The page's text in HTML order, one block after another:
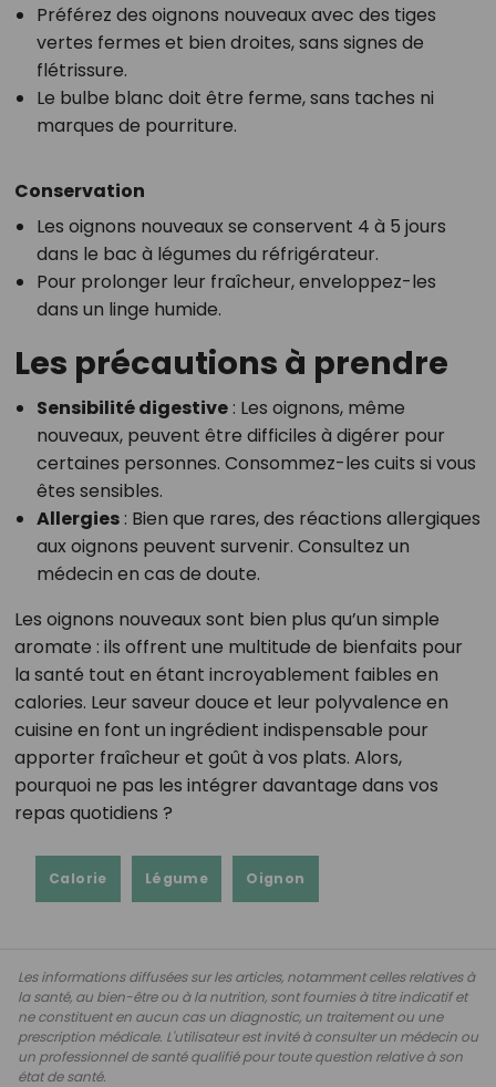
Préférez des oignons nouveaux avec des tiges
vertes fermes et bien droites, sans signes de
flétrissure.
Le bulbe blanc doit être ferme, sans taches ni
marques de pourriture.
Conservation
Les oignons nouveaux se conservent 4 à 5 jours
dans le bac à légumes du réfrigérateur.
Pour prolonger leur fraîcheur, enveloppez-les
dans un linge humide.
Les précautions à prendre
Sensibilité digestive: Les oignons, même
nouveaux, peuvent être difficiles à digérer pour
certaines personnes. Consommez-les cuits si vous
êtes sensibles.
Allergies: Bien que rares, des réactions allergiques
aux oignons peuvent survenir. Consultez un
médecin en cas de doute.
Les oignons nouveaux sont bien plus qu’un simple
aromate : ils offrent une multitude de bienfaits pour
la santé tout en étant incroyablement faibles en
calories. Leur saveur douce et leur polyvalence en
cuisine en font un ingrédient indispensable pour
apporter fraîcheur et goût à vos plats. Alors,
pourquoi ne pas les intégrer davantage dans vos
repas quotidiens ?
Calorie Légume Oignon
Les informations diffusées sur les articles, notamment celles relatives à
la santé, au bien-être ou à la nutrition, sont fournies à titre indicatif et
ne constituent en aucun cas un diagnostic, un traitement ou une
prescription médicale. L'utilisateur est invité à consulter un médecin ou
un professionnel de santé qualifié pour toute question relative à son
état de santé.